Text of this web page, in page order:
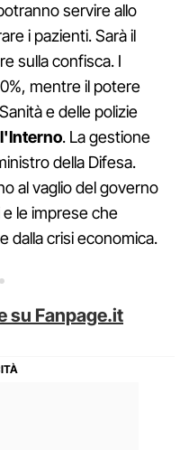
servire allo
i pazienti. Sarà il
sulla confisca. I
mentre il potere
e delle polizie
. La gestione
della Difesa.
al vaglio del governo
le imprese che
dalla crisi economica.
su Fanpage.it